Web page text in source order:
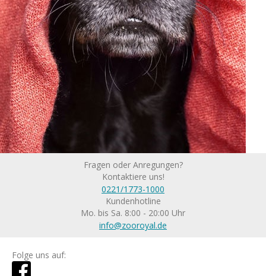
Fragen oder Anregungen?
Kontaktiere uns!
0221/1773-1000
Kundenhotline
Mo. bis Sa. 8:00 - 20:00 Uhr
info@zooroyal.de
Folge uns auf: